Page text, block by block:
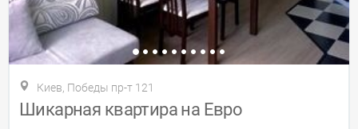
Киев, Победы пр-т 121
Шикарная квартира на Евро